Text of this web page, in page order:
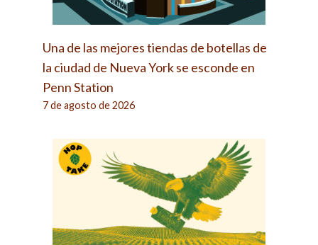
Una de las mejores tiendas de botellas de
la ciudad de Nueva York se esconde en
Penn Station
7 de agosto de 2026